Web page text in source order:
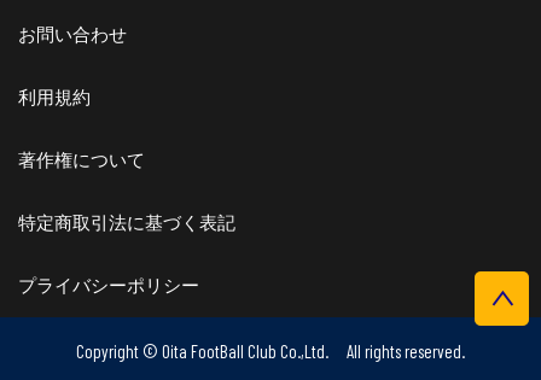
お問い合わせ
利用規約
著作権について
特定商取引法に基づく表記
プライバシーポリシー
Copyright © Oita FootBall Club Co.,Ltd. All rights reserved.